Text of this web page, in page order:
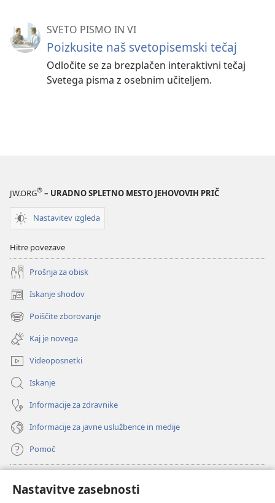
Nastavitve zasebnosti
SVETO PISMO IN VI
Poizkusite naš svetopisemski tečaj
Odločite se za brezplačen interaktivni tečaj
Svetega pisma z osebnim učiteljem.
JW.ORG® – URADNO SPLETNO MESTO JEHOVOVIH PRIČ
Nastavitev izgleda
Hitre povezave
Prošnja za obisk
Iskanje shodov
(odpre
novo
okno)
Poiščite zborovanje
(odpre
novo
okno)
Kaj je novega
Videoposnetki
Iskanje
Informacije za zdravnike
Informacije za javne uslužbence in medije
Pomoč
(odpre
novo